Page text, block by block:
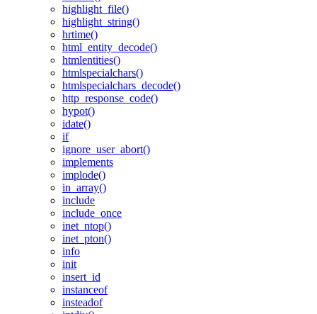
highlight_file()
highlight_string()
hrtime()
html_entity_decode()
htmlentities()
htmlspecialchars()
htmlspecialchars_decode()
http_response_code()
hypot()
idate()
if
ignore_user_abort()
implements
implode()
in_array()
include
include_once
inet_ntop()
inet_pton()
info
init
insert_id
instanceof
insteadof